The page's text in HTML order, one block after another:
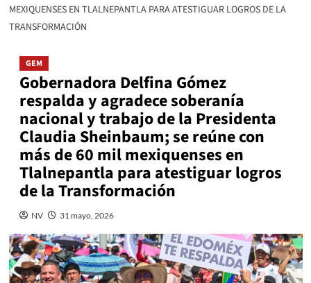
MEXIQUENSES EN TLALNEPANTLA PARA ATESTIGUAR LOGROS DE LA
TRANSFORMACIÓN
GEM
Gobernadora Delfina Gómez
respalda y agradece soberanía
nacional y trabajo de la Presidenta
Claudia Sheinbaum; se reúne con
más de 60 mil mexiquenses en
Tlalnepantla para atestiguar logros
de la Transformación
NV 31 mayo, 2026